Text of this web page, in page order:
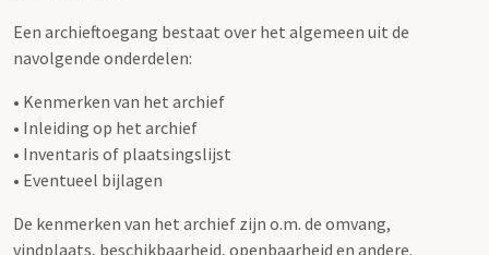
Een archieftoegang bestaat over het algemeen uit de
navolgende onderdelen:
• Kenmerken van het archief
• Inleiding op het archief
• Inventaris of plaatsingslijst
• Eventueel bijlagen
De kenmerken van het archief zijn o.m. de omvang,
vindplaats, beschikbaarheid, openbaarheid en andere.